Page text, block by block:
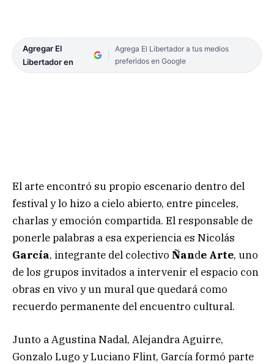
Agregar El
Libertador en
Agrega El Libertador a tus medios
preferidos en Google
El arte encontró su propio escenario dentro del
festival y lo hizo a cielo abierto, entre pinceles,
charlas y emoción compartida. El responsable de
ponerle palabras a esa experiencia es Nicolás
García, integrante del colectivo Ñande Arte, uno
de los grupos invitados a intervenir el espacio con
obras en vivo y un mural que quedará como
recuerdo permanente del encuentro cultural.
Junto a Agustina Nadal, Alejandra Aguirre,
Gonzalo Lugo y Luciano Flint, García formó parte